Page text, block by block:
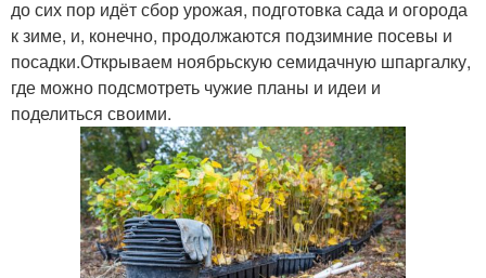
до сих пор идёт сбор урожая, подготовка сада и огорода
к зиме, и, конечно, продолжаются подзимние посевы и
посадки.Открываем ноябрьскую семидачную шпаргалку,
где можно подсмотреть чужие планы и идеи и
поделиться своими.